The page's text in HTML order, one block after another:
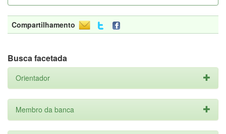
Compartilhamento
Busca facetada
Orientador
Membro da banca